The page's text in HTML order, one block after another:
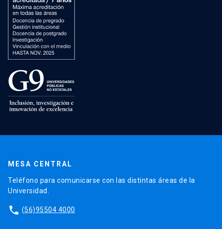
MESA CENTRAL
Teléfono para comunicarse con las distintas áreas de la
Universidad.
phone (56)95504 4000